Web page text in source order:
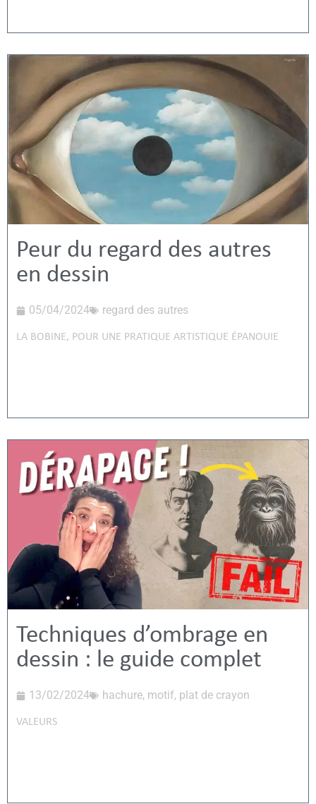
Peur du regard des autres
en dessin
05/04/2024 regard des autres
LA BOBINE, POUR UNE PRATIQUE ARTISTIQUE ÉPANOUIE
Techniques d’ombrage en
dessin : le guide complet
13/02/2024 hachure, motif, plat de crayon
VALEURS